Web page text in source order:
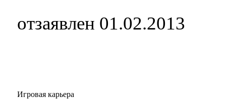
отзаявлен 01.02.2013
Игровая карьера